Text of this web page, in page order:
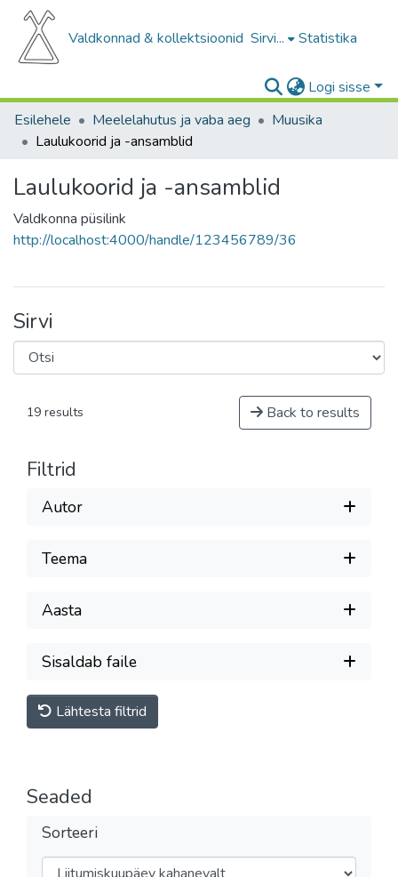
Valdkonnad & kollektsioonid Sirvi... Statistika
Logi sisse
Esilehele
Meelelahutus ja vaba aeg
Muusika
Laulukoorid ja -ansamblid
Laulukoorid ja -ansamblid
Valdkonna püsilink
http://localhost:4000/handle/123456789/36
Sirvi
19 results Back to results
Filtrid
Autor
Teema
Aasta
Sisaldab faile
Lähtesta filtrid
Seaded
Sorteeri